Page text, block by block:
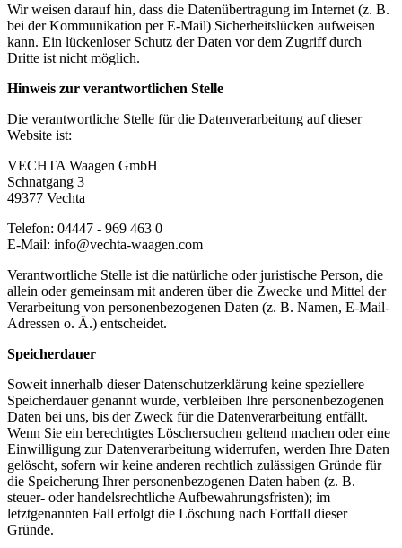
Wir weisen darauf hin, dass die Datenübertragung im Internet (z. B.
bei der Kommunikation per E-Mail) Sicherheitslücken aufweisen
kann. Ein lückenloser Schutz der Daten vor dem Zugriff durch
Dritte ist nicht möglich.
Hinweis zur verantwortlichen Stelle
Die verantwortliche Stelle für die Datenverarbeitung auf dieser
Website ist:
VECHTA Waagen GmbH
Schnatgang 3
49377 Vechta
Telefon: 04447 - 969 463 0
E-Mail: info@vechta-waagen.com
Verantwortliche Stelle ist die natürliche oder juristische Person, die
allein oder gemeinsam mit anderen über die Zwecke und Mittel der
Verarbeitung von personenbezogenen Daten (z. B. Namen, E-Mail-
Adressen o. Ä.) entscheidet.
Speicherdauer
Soweit innerhalb dieser Datenschutzerklärung keine speziellere
Speicherdauer genannt wurde, verbleiben Ihre personenbezogenen
Daten bei uns, bis der Zweck für die Datenverarbeitung entfällt.
Wenn Sie ein berechtigtes Löschersuchen geltend machen oder eine
Einwilligung zur Datenverarbeitung widerrufen, werden Ihre Daten
gelöscht, sofern wir keine anderen rechtlich zulässigen Gründe für
die Speicherung Ihrer personenbezogenen Daten haben (z. B.
steuer- oder handelsrechtliche Aufbewahrungsfristen); im
letztgenannten Fall erfolgt die Löschung nach Fortfall dieser
Gründe.